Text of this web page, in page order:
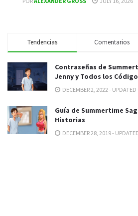
Tendencias Comentarios
Contraseñas de
Jenny y Todos los
DECEMBER 2, 2022 -
Guía de Summertime
Historias
DECEMBER 28, 2019 -